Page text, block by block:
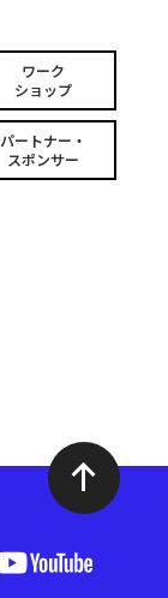
ワーク
ショップ
パートナー・
スポンサー